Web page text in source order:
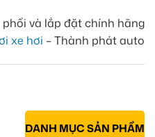
và lắp đặt chính hãng
xe hơi – Thành phát auto
DANH MỤC SẢN PHẨM